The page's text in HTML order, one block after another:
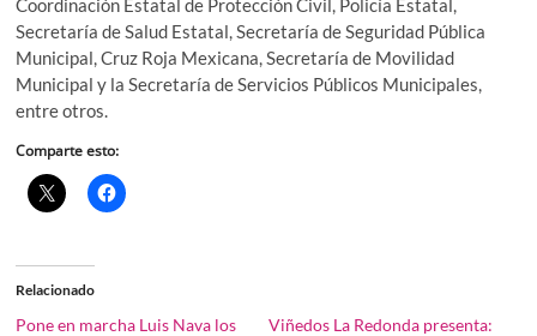
Secretaría de Salud Estatal, Secretaría de Seguridad Pública
Municipal, Cruz Roja Mexicana, Secretaría de Movilidad
Municipal y la Secretaría de Servicios Públicos Municipales,
entre otros.
Comparte esto:
Relacionado
Pone en marcha Luis Nava los
Viñedos La Redonda presenta: